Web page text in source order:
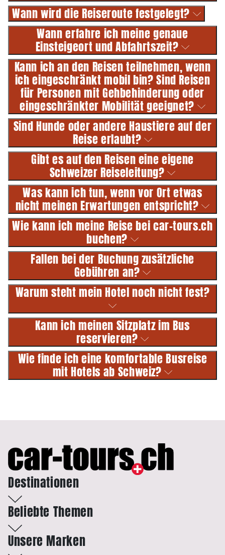
Wann wird die Reiseroute festgelegt?
Wann erfahre ich meine genaue
Einsteigeort und Abfahrtszeit?
Kann ich an den Reisen teilnehmen, wenn
ich eingeschränkt mobil bin? Sind Reisen
für Personen mit Gehbehinderung oder
eingeschränkter Mobilität geeignet?
Sind Hunde oder andere Haustiere auf der
Reise erlaubt?
Gibt es auf den Reisen eine eigene
Schweizer Reiseleitung?
Was kann ich tun, wenn vor Ort etwas
nicht meinen Erwartungen entspricht?
Wie kann ich meine Reise bei car-tours.ch
buchen?
Fallen bei der Buchung zusätzliche
Gebühren an?
Warum steht mein Hotel noch nicht fest?
Kann ich meinen Sitzplatz im Bus
reservieren?
Wie finde ich eine komfortable Busreise
mit Hotels ab Schweiz?
Destinationen
Beliebte Themen
Unsere Marken